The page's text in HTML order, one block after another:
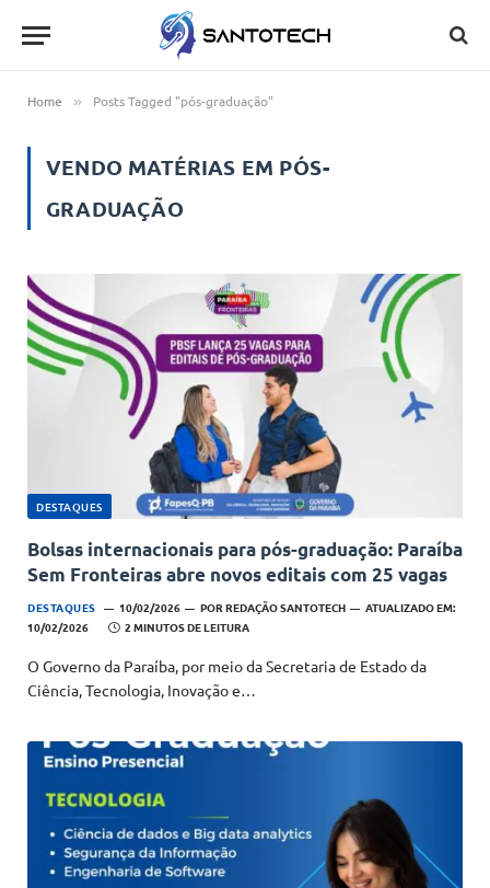
Home » Posts Tagged "pós-graduação"
VENDO MATÉRIAS EM PÓS-
GRADUAÇÃO
DESTAQUES
Bolsas internacionais para pós-graduação: Paraíba
Sem Fronteiras abre novos editais com 25 vagas
DESTAQUES 10/02/2026 POR REDAÇÃO SANTOTECH
ATUALIZADO EM:
10/02/2026
2 MINUTOS DE LEITURA
O Governo da Paraíba, por meio da Secretaria de Estado da
Ciência, Tecnologia, Inovação e…